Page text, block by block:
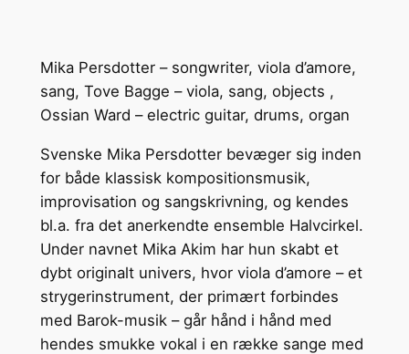
Mika Persdotter – songwriter, viola d’amore,
sang, Tove Bagge – viola, sang, objects ,
Ossian Ward – electric guitar, drums, organ
Svenske Mika Persdotter bevæger sig inden
for både klassisk kompositionsmusik,
improvisation og sangskrivning, og kendes
bl.a. fra det anerkendte ensemble Halvcirkel.
Under navnet Mika Akim har hun skabt et
dybt originalt univers, hvor viola d’amore – et
strygerinstrument, der primært forbindes
med Barok-musik – går hånd i hånd med
hendes smukke vokal i en række sange med